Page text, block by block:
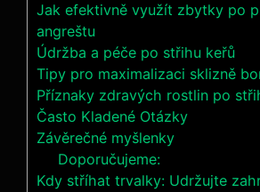
Jak efektivně využít zbytky po
angreštu
Údržba a péče po střihu keřů
Tipy pro maximalizaci sklizně
Příznaky zdravých rostlin po
Často Kladené Otázky
Závěrečné myšlenky
Doporučujeme:
Kdy stříhat trvalky: Udržujte